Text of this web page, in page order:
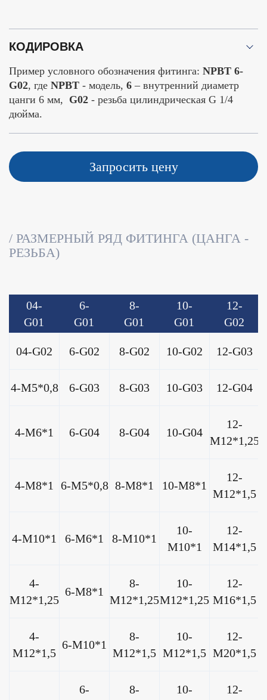
КОДИРОВКА
Пример условного обозначения фитинга: NPBT 6-
G02, где NPBT - модель, 6 – внутренний диаметр
цанги 6 мм, G02 - резьба цилиндрическая G 1/4
дюйма.
Запросить цену
РАЗМЕРНЫЙ РЯД ФИТИНГА (ЦАНГА -
РЕЗЬБА)
04-
G01
6-
G01
8-
G01
10-
G01
12-
G02
04-G02 6-G02 8-G02 10-G02 12-G03
4-M5*0,8 6-G03 8-G03 10-G03 12-G04
4-M6*1 6-G04 8-G04 10-G04
12-
M12*1,25
4-M8*1 6-M5*0,8 8-M8*1 10-M8*1
12-
M12*1,5
4-M10*1 6-M6*1 8-M10*1
10-
M10*1
12-
M14*1,5
4-
M12*1,25
6-M8*1
8-
M12*1,25
10-
M12*1,25
12-
M16*1,5
4-
M12*1,5
6-M10*1
8-
M12*1,5
10-
M12*1,5
12-
M20*1,5
6-
8-
10-
12-